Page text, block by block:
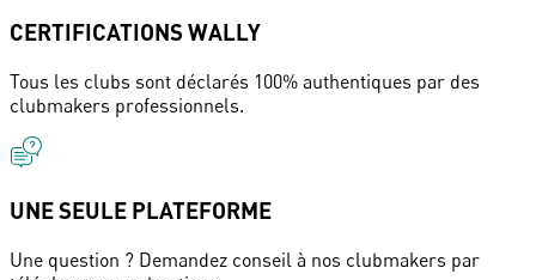
CERTIFICATIONS WALLY
Tous les clubs sont déclarés 100% authentiques par des
clubmakers professionnels.
UNE SEULE PLATEFORME
Une question ? Demandez conseil à nos clubmakers par